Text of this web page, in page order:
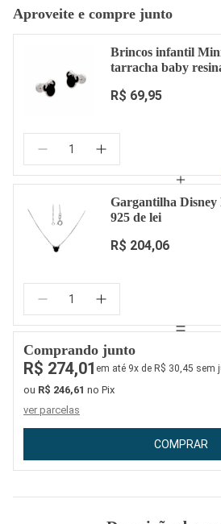
Aproveite e compre junto
Brincos infantil
tarracha baby
R$ 69,95
Quantidade:
Gargantilha
925 de lei
R$ 204,06
Quantidade:
Comprando junto
R$ 274,01 em até 9x de R$ 30,45 sem
ou R$ 246,61 no Pix
ver parcelas
COMPRAR